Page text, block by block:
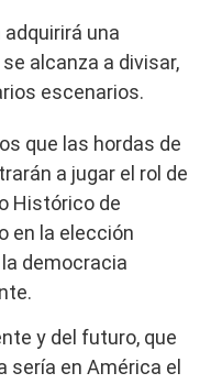
una
alcanza a divisar,
escenarios.
que las hordas de
a jugar el rol de
Histórico de
en la elección
democracia
y del futuro, que
sería en América el